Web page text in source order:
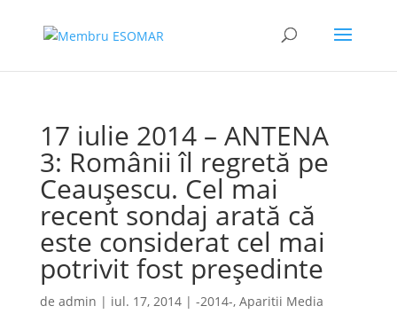
17 iulie 2014 – ANTENA
3: Românii îl regretă pe
Ceauşescu. Cel mai
recent sondaj arată că
este considerat cel mai
potrivit fost președinte
de admin | iul. 17, 2014| -2014-, Aparitii Media